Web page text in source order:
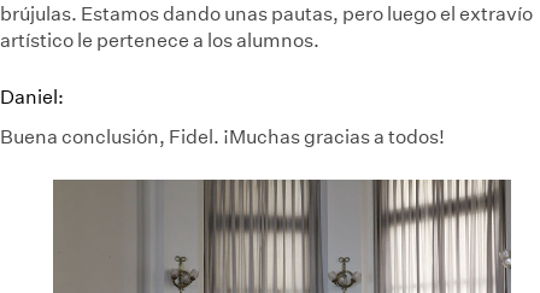
brújulas. Estamos dando unas pautas, pero luego el extravío
artístico le pertenece a los alumnos.
Daniel:
Buena conclusión, Fidel. ¡Muchas gracias a todos!